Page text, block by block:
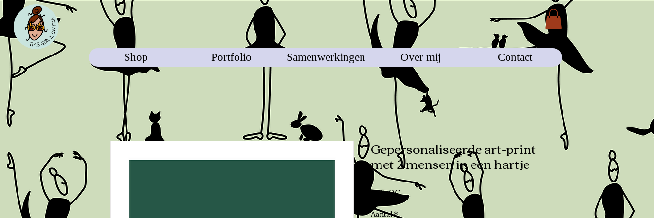
Shop Portfolio Samenwerkingen Over mij Contact
Gepersonaliseerde art-print
met 2 mensen in een hartje
€ 75,00Prijs
Aantal*